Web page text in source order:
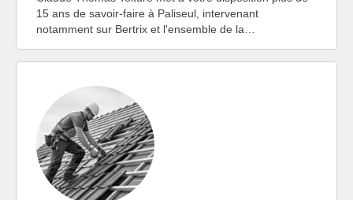
15 ans de savoir-faire à Paliseul, intervenant
notamment sur Bertrix et l'ensemble de la…